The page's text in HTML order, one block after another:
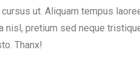
ut. Aliquam tempus
nisl, pretium sed neque
Thanx!